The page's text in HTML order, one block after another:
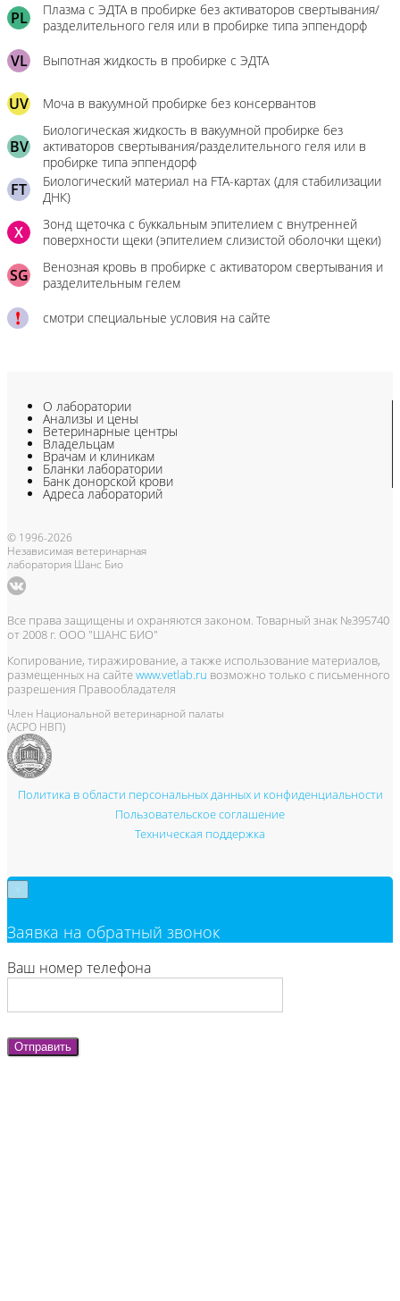
PL
Плазма с ЭДТА в пробирке без активаторов свертывания/
разделительного геля или в пробирке типа эппендорф
VL Выпотная жидкость в пробирке с ЭДТА
UV Моча в вакуумной пробирке без консервантов
BV
Биологическая жидкость в вакуумной пробирке без
активаторов свертывания/разделительного геля или в
пробирке типа эппендорф
FT
Биологический материал на FTA-картах (для стабилизации
ДНК)
X
Зонд щеточка с буккальным эпителием с внутренней
поверхности щеки (эпителием слизистой оболочки щеки)
SG
Венозная кровь в пробирке с активатором свертывания и
разделительным гелем
смотри специальные условия на сайте
О лаборатории
Анализы и цены
Ветеринарные центры
Владельцам
Врачам и клиникам
Бланки лаборатории
Банк донорской крови
Адреса лабораторий
© 1996-2026
Независимая ветеринарная
лаборатория Шанс Био
Все права защищены и охраняются законом. Товарный знак №395740
от 2008 г. ООО "ШАНС БИО"
Копирование, тиражирование, а также использование материалов,
размещенных на сайтеwww.vetlab.ru возможно только с письменного
разрешения Правообладателя
Член Национальной ветеринарной палаты
(АСРО НВП)
Политика в области персональных данных и конфиденциальности
Пользовательское соглашение
Техническая поддержка
Заявка на обратный звонок
Ваш номер телефона
Отправить